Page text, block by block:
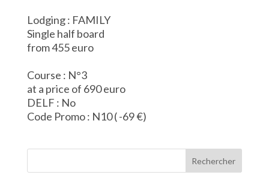
Lodging : FAMILY
Single half board
from 455 euro
Course : N°3
at a price of 690 euro
DELF : No
Code Promo : N10 ( -69 €)